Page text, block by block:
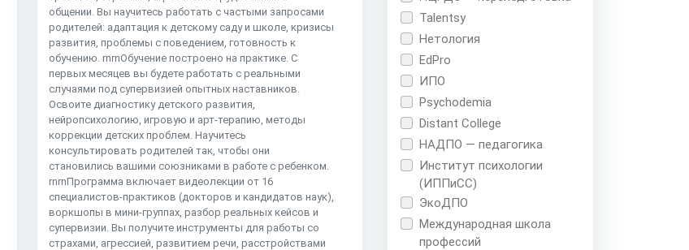
общении. Вы научитесь работать с частыми запросами
родителей: адаптация к детскому саду и школе, кризисы
развития, проблемы с поведением, готовность к
обучению. rnrnОбучение построено на практике. С
первых месяцев вы будете работать с реальными
случаями под супервизией опытных наставников.
Освоите диагностику детского развития,
нейропсихологию, игровую и арт-терапию, методы
коррекции детских проблем. Научитесь
консультировать родителей так, чтобы они
становились вашими союзниками в работе с ребенком.
rnrnПрограмма включает видеолекции от 16
специалистов-практиков (докторов и кандидатов наук),
воркшопы в мини-группах, разбор реальных кейсов и
супервизии. Вы получите инструменты для работы со
страхами, агрессией, развитием речи, расстройствами
Talentsy
Нетология
EdPro
ИПО
Psychodemia
Distant College
НАДПО — педагогика
Институт психологии
(ИППиСС)
ЭкоДПО
Международная школа
профессий